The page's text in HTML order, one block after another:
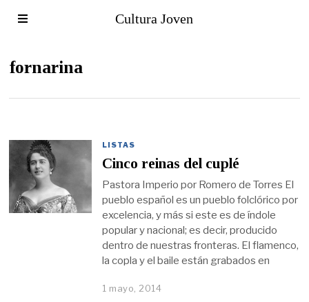
Cultura Joven
fornarina
LISTAS
Cinco reinas del cuplé
Pastora Imperio por Romero de Torres El
pueblo español es un pueblo folclórico por
excelencia, y más si este es de índole
popular y nacional; es decir, producido
dentro de nuestras fronteras. El flamenco,
la copla y el baile están grabados en
1 mayo, 2014